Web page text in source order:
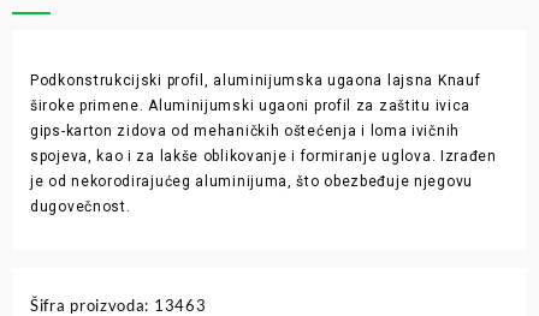
Podkonstrukcijski profil, aluminijumska ugaona lajsna Knauf
široke primene. Aluminijumski ugaoni profil za zaštitu ivica
gips-karton zidova od mehaničkih oštećenja i loma ivičnih
spojeva, kao i za lakše oblikovanje i formiranje uglova. Izrađen
je od nekorodirajućeg aluminijuma, što obezbeđuje njegovu
dugovečnost.
Šifra proizvoda: 13463